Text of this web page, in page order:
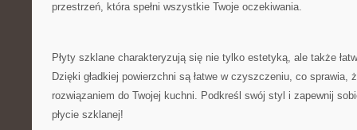
przestrzeń, która ⁤spełni wszystkie Twoje‌ oczekiwania.
Płyty szklane charakteryzują się nie tylko estetyką, ale także
Dzięki gładkiej ⁤powierzchni są łatwe w czyszczeniu, co sprawia,
rozwiązaniem do Twojej kuchni. Podkreśl swój styl i zapewnij
⁢płycie szklanej!